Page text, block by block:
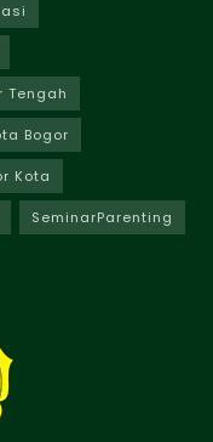
Tengah
Bogor
Kota
SeminarParenting